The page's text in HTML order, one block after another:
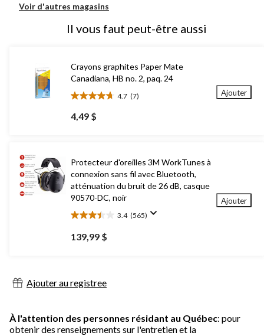
Voir d'autres magasins
Il vous faut peut-être aussi
Crayons graphites Paper Mate
Canadiana, HB no. 2, paq. 24
4.7 (7)
4.7
étoile(s)
sur
évaluations
4,49 $
Ajouter
Protecteur d'oreilles 3M WorkTunes à
connexion sans fil avec Bluetooth,
atténuation du bruit de 26 dB, casque
90570-DC, noir
3.4 (565)
3.4
étoile(s)
sur
139,99 $
Ajouter
Ajouter au registree
À l'attention des personnes résidant au Québec: pour
obtenir des renseignements sur l'entretien et la